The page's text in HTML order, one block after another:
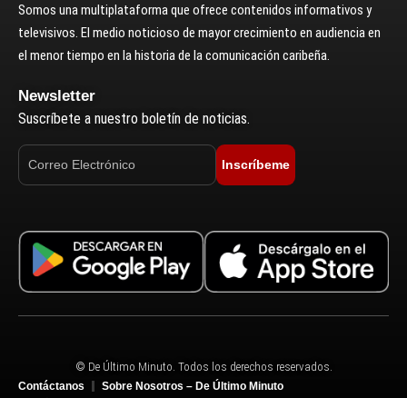
Somos una multiplataforma que ofrece contenidos informativos y
televisivos. El medio noticioso de mayor crecimiento en audiencia en
el menor tiempo en la historia de la comunicación caribeña.
Newsletter
Suscríbete a nuestro boletín de noticias.
Inscríbeme
© De Último Minuto. Todos los derechos reservados.
Contáctanos
Sobre Nosotros – De Último Minuto